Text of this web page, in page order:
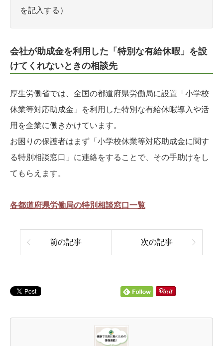
を記入する）
会社が助成金を利用した「特別な有給休暇」を設
けてくれないときの相談先
厚生労働省では、全国の都道府県労働局に設置「小学校
休業等対応助成金」を利用した特別な有給休暇導入や活
用を企業に働きかけています。
お困りの保護者はまず「小学校休業等対応助成金に関す
る特別相談窓口」に連絡をすることで、その手助けをし
てもらえます。
各都道府県労働局の特別相談窓口一覧
前の記事 次の記事